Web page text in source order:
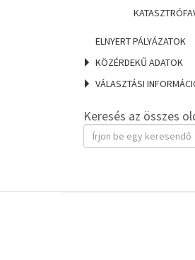
ELNYERT PÁLYÁZATOK
KÖZÉRDEKŰ ADATOK
VÁLASZTÁSI
Keresés az összes
Keresendő
kifejezés